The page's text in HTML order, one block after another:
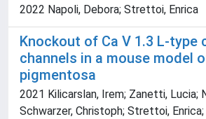
2022 Napoli, Debora; Strettoi, Enrica
Knockout of Ca V 1.3 L-type
channels in a mouse model
pigmentosa
2021 Kilicarslan, Irem; Zanetti, Lucia;
Schwarzer, Christoph; Strettoi,